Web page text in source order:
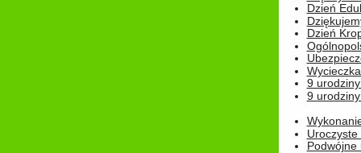
Dzień
Dzień
9
9
Podwójne